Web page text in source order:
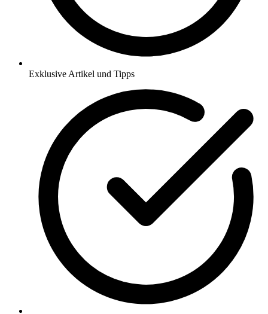
Exklusive Artikel und Tipps